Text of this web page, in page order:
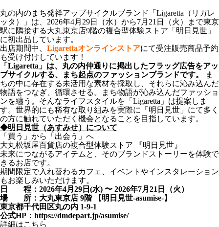
丸の内のまち発祥アップサイクルブランド「Ligaretta（リガレ
ッタ）」は、2026年4月29日（水）から7月21日（火）まで東京
駅に隣接する大丸東京店9階の複合型体験ストア「明日見世」
に初出品しています。
出店期間中、 Ligarettaオンラインストアにて受注販売商品予約
も受け付けしています！
「Ligaretta」は、丸の内仲通りに掲出したフラッグ広告をアッ
プサイクルする、まち起点のファッションブランドです。
ま
ちの中に存在する未活用な素材を採取し、それらに沁み込んだ
物語をつなぎ、循環させる。まち物語が沁み込んだファッショ
ンを纏う。そんなライフスタイルを「Ligaretta」は提案しま
す。世界的にも稀有な取り組みを実際に「明日見世」にて多く
の方に触れていただく機会となることを目指しています。
◆明日見世（あすみせ）について
「買う」から「出会う」へ
大丸松坂屋百貨店の複合型体験ストア 『明日見世』
未来につながるアイテムと、そのブランドストーリーを体験で
きるお店です。
期間限定で入れ替わるカフェ、イベントやインスタレーション
もお楽しみいただけます。
日 程：2026年4月29日(水) 〜 2026年7月21日（火）
場 所：大丸東京店 9階 【明日見世-asumise-】
東京都千代田区丸の内 1-9-1
公式HP： https://dmdepart.jp/asumise/
詳細はこちら